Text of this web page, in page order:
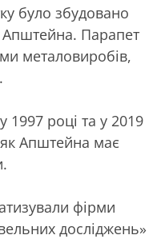
було збудовано
Апштейна. Парапет
металовиробів,
1997 році та у 2019
Апштейна має
фірми
досліджень»